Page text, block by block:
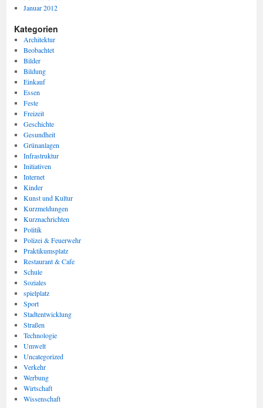
Januar 2012
Kategorien
Architektur
Beobachtet
Bilder
Bildung
Einkauf
Essen
Feste
Freizeit
Geschichte
Gesundheit
Grünanlagen
Infrastruktur
Initiativen
Internet
Kinder
Kunst und Kultur
Kurzmeldungen
Kurznachrichten
Politik
Polizei & Feuerwehr
Praktikumsplatz
Restaurant & Cafe
Schule
Soziales
spielplatz
Sport
Stadtentwicklung
Straßen
Technologie
Umwelt
Uncategorized
Verkehr
Werbung
Wirtschaft
Wissenschaft